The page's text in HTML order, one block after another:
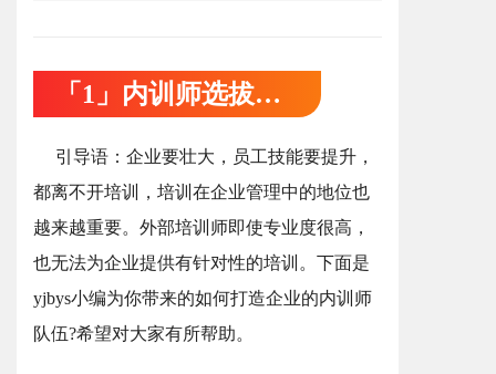
「1」内训师选拔方案
引导语：企业要壮大，员工技能要提升，
都离不开培训，培训在企业管理中的地位也
越来越重要。外部培训师即使专业度很高，
也无法为企业提供有针对性的培训。下面是
yjbys小编为你带来的如何打造企业的内训师
队伍?希望对大家有所帮助。